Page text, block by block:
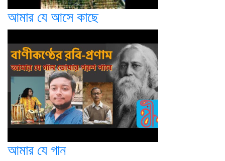
আমার যে আসে কাছে
আমার যে গান